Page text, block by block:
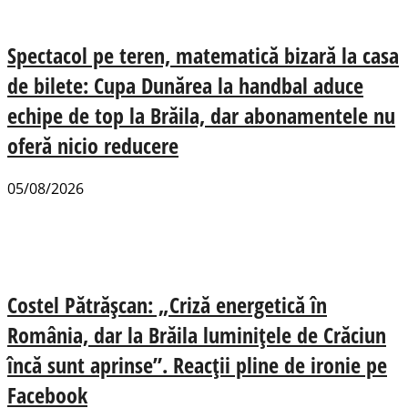
Spectacol pe teren, matematică bizară la casa
de bilete: Cupa Dunărea la handbal aduce
echipe de top la Brăila, dar abonamentele nu
oferă nicio reducere
05/08/2026
Costel Pătrășcan: „Criză energetică în
România, dar la Brăila luminițele de Crăciun
încă sunt aprinse”. Reacții pline de ironie pe
Facebook